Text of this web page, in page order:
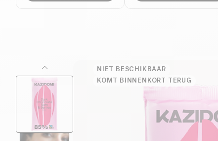
NIET BESCHIKBAAR
KOMT BINNENKORT TERUG